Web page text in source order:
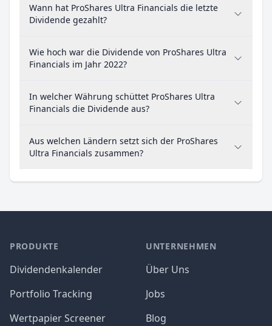
Wann hat ProShares Ultra Financials die letzte
Dividende gezahlt?
Wie hoch war die Dividende von ProShares Ultra
Financials im Jahr 2022?
In welcher Währung schüttet ProShares Ultra
Financials die Dividende aus?
Aus welchen Ländern setzt sich der ProShares
Ultra Financials zusammen?
PRODUKTE
Dividendenkalender
Portfolio Tracking
Wertpapier Screener
UNTERNEHMEN
Über Uns
Jobs
Blog